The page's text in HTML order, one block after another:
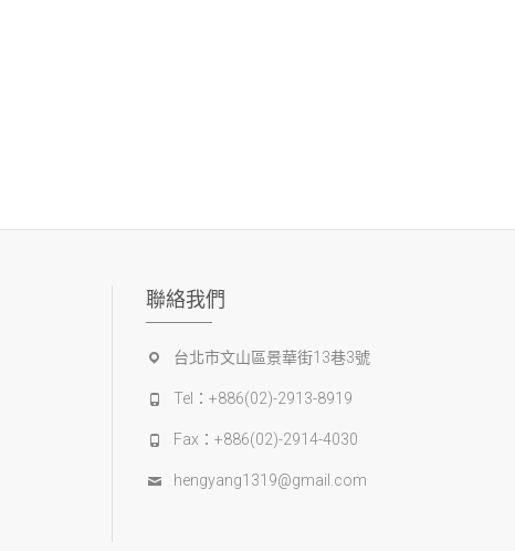
聯絡我們
台北市文山區景華街13巷3號
Tel：+886(02)-2913-8919
Fax：+886(02)-2914-4030
hengyang1319@gmail.com